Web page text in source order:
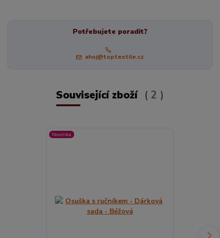
Potřebujete poradit?
ahoj@toptextile.cz
Související zboží 2
Novinka